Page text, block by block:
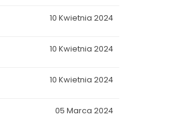
10 Kwietnia 2024
10 Kwietnia 2024
10 Kwietnia 2024
05 Marca 2024